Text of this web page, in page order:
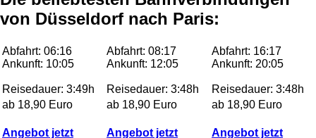
von Düsseldorf nach Paris:
Abfahrt: 06:16
Ankunft: 10:05
Reisedauer: 3:49h
Abfahrt: 08:17
Ankunft: 12:05
Reisedauer: 3:48h
Abfahrt: 16:17
Ankunft: 20:05
Reisedauer: 3:48h
ab 18,90 Euro
ab 18,90 Euro ab 18,90 Euro
Angebot jetzt
Angebot jetzt
Angebot jetzt